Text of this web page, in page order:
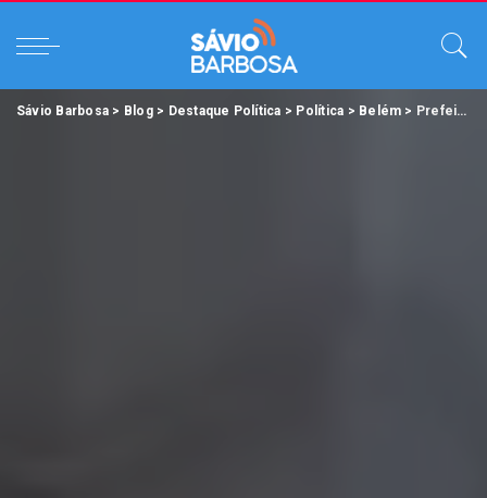
Sávio Barbosa > Blog> Destaque Política > Política > Belém > Prefeito de Belém visita prédios históricos do centro e anuncia medidas de revitalização.